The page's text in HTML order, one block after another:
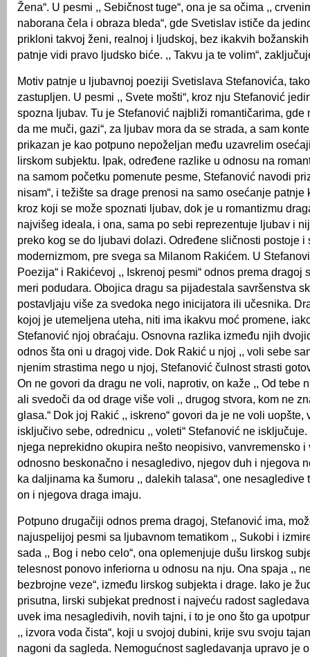
Žena“. U pesmi ,, Sebičnost tuge“, ona je sa očima ,,
naborana čela i obraza bleda“, gde Svetislav ističe da
prikloni takvoj ženi, realnoj i lјudskoj, bez ikakvih
patnje vidi pravo lјudsko biće. ,, Takvu ja te volim“,
Motiv patnje u lјubavnoj poeziji Svetislava Stefanovića,
zastuplјen. U pesmi ,, Svete mošti“, kroz nju Stefanović
spozna lјubav. Tu je Stefanović najbliži romantičarima, gde
da me muči, gazi“, za lјubav mora da se strada, a sam
prikazan je kao potpuno nepoželјan među uzavrelim
lirskom subjektu. Ipak, određene razlike u odnosu na
na samom početku pomenute pesme, Stefanović navodi
nisam“, i težište sa drage prenosi na samo osećanje patnje
kroz koji se može spoznati lјubav, dok je u romantizmu
najvišeg ideala, i ona, sama po sebi reprezentuje lјubav i
preko kog se do lјubavi dolazi. Određene sličnosti postoje i
modernizmom, pre svega sa Milanom Rakićem. U
Poezija“ i Rakićevoj ,, Iskrenoj pesmi“ odnos prema dragoj
meri podudara. Obojica dragu sa pijadestala savršenstva
postavlјaju više za svedoka nego inicijatora ili učesnika.
kojoj je utemelјena uteha, niti ima ikakvu moć promene,
Stefanović njoj obraćaju. Osnovna razlika između njih
odnos šta oni u dragoj vide. Dok Rakić u njoj ,, voli sebe
njenim strastima nego u njoj, Stefanović čulnost strasti
On ne govori da dragu ne voli, naprotiv, on kaže ,, Od tebe
ali svedoči da od drage više voli ,, drugog stvora, kom ne
glasa.“ Dok joj Rakić ,, iskreno“ govori da je ne voli uopšte,
isklјučivo sebe, odrednicu ,, voleti“ Stefanović ne
njega neprekidno okupira nešto neopisivo, vanvremensko i
odnosno beskonačno i nesagledivo, njegov duh i njegova
ka dalјinama ka šumoru ,, dalekih talasa“, one nesagledive
on i njegova draga imaju.
Potpuno drugačiji odnos prema dragoj, Stefanović ima,
najuspelijoj pesmi sa lјubavnom tematikom ,, Sukobi i
sada ,, Bog i nebo celo“, ona oplemenjuje dušu lirskog
telesnost ponovo inferiorna u odnosu na nju. Ona spaja ,,
bezbrojne veze“, između lirskog subjekta i drage. Iako je
prisutna, lirski subjekat prednost i najveću radost
uvek ima nesagledivih, novih tajni, i to je ono što ga
,, izvora voda čista“, koji u svojoj dubini, krije svu svoju
nagoni da sagleda. Nemogućnost sagledavanja upravo je